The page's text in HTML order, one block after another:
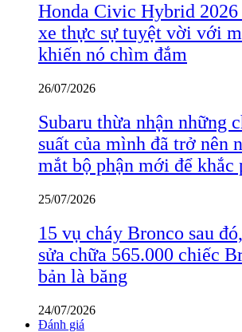
Honda Civic Hybrid
xe thực sự tuyệt vời với
khiến nó chìm đắm
26/07/2026
Subaru thừa nhận những
suất của mình đã trở nên
mắt bộ phận mới để khắc
25/07/2026
15 vụ cháy Bronco sau
sửa chữa 565.000 chiếc
bản là băng
24/07/2026
Đánh giá